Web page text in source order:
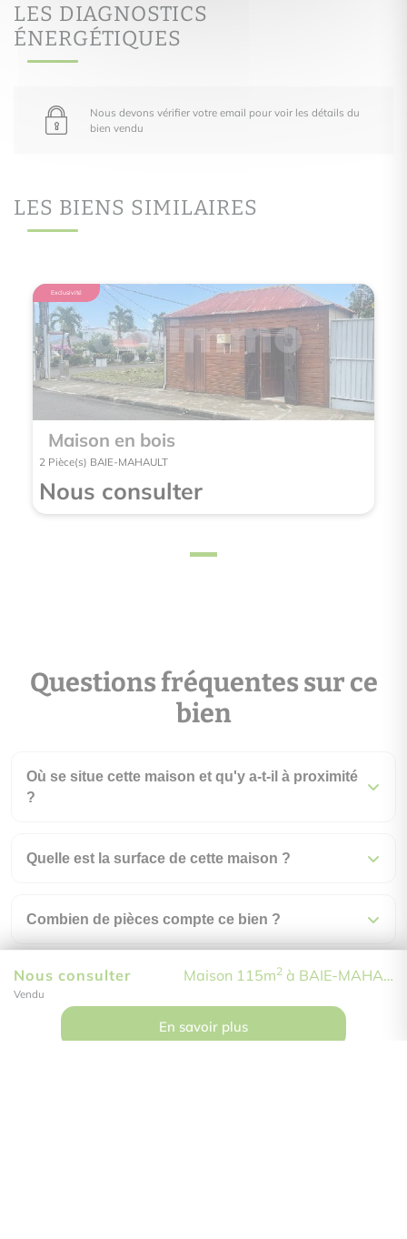
LES DIAGNOSTICS
ÉNERGÉTIQUES
Nous devons vérifier votre email pour voir les détails du
bien vendu
LES BIENS SIMILAIRES
Exclusivité
Maison en bois
2 Pièce(s) BAIE-MAHAULT
Nous consulter
Nous consulter Maison 115m2à BAIE-MAHAULT
Vendu
En savoir plus
Questions fréquentes sur ce
bien
Où se situe cette maison et qu'y a-t-il à proximité
?
Quelle est la surface de cette maison ?
Combien de pièces compte ce bien ?
Comment visiter ce bien ?